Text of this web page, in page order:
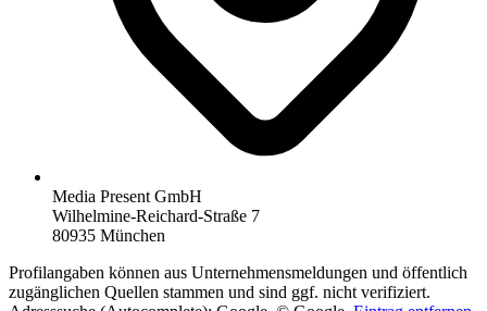
Media Present GmbH
Wilhelmine-Reichard-Straße 7
80935 München
Profilangaben können aus Unternehmensmeldungen und öffentlich
zugänglichen Quellen stammen und sind ggf. nicht verifiziert.